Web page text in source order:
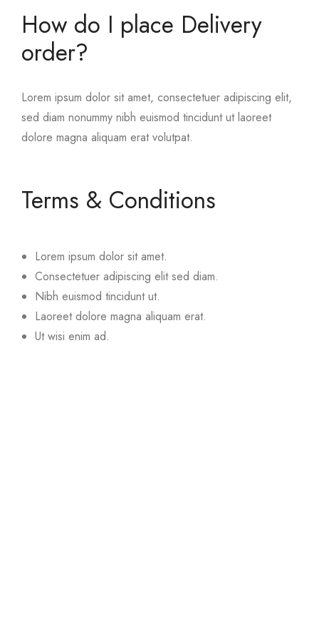
How do I place Delivery
order?
Lorem ipsum dolor sit amet, consectetuer adipiscing elit,
sed diam nonummy nibh euismod tincidunt ut laoreet
dolore magna aliquam erat volutpat.
Terms & Conditions
Lorem ipsum dolor sit amet.
Consectetuer adipiscing elit sed diam.
Nibh euismod tincidunt ut.
Laoreet dolore magna aliquam erat.
Ut wisi enim ad.